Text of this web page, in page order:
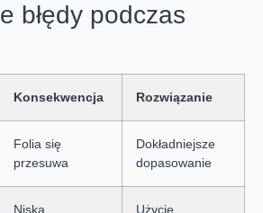
błędy podczas
Konsekwencja Rozwiązanie
Folia się
przesuwa
Dokładniejsze
dopasowanie
Niska
Użycie